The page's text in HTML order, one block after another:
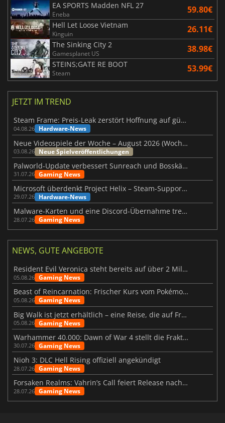
EA SPORTS Madden NFL 27
Eneba 59.80€
Hell Let Loose Vietnam
Kinguin 26.11€
The Sinking City 2
Gamesplanet US 38.98€
STEINS;GATE RE BOOT
Steam 53.99€
JETZT IM TREND
Steam Frame: Preis-Leak zerstört Hoffnung auf günstiges VR-Headset
04.08.26 Hardware-News
Neue Videospiele der Woche – August 2026 (Woche 32)
03.08.26 Neue Spielveröffentlichungen
Palworld-Update verbessert Sunreach und Bosskämpfe deutlich
31.07.26 Gaming News
Microsoft überdenkt Project Helix – Steam-Support gefährdet
29.07.26 Hardware-News
Malware-Karten und eine Discord-Übernahme treffen Meccha Chameleon
28.07.26 Gaming News
NEWS, GUTE ANGEBOTE
Resident Evil Veronica steht bereits auf über 2 Millionen Wunschlisten
05.08.26 Gaming News
Beast of Reincarnation: Frischer Kurs vom Pokémon-Studio
05.08.26 Gaming News
Big Walk ist jetzt erhältlich – eine Reise, die auf Freundschaft basiert
05.08.26 Gaming News
Warhammer 40.000: Dawn of War 4 stellt die Fraktion der Necrons vor
30.07.26 Gaming News
Nioh 3: DLC Hell Rising offiziell angekündigt
28.07.26 Gaming News
Forsaken Realms: Vahrin’s Call feiert Release nach 10 Jahren
28.07.26 Gaming News